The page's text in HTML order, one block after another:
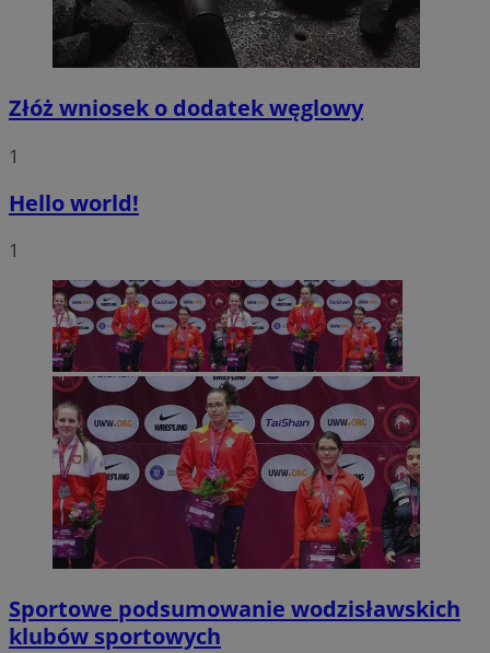
Złóż wniosek o dodatek węglowy
1
Hello world!
1
Sportowe podsumowanie wodzisławskich
klubów sportowych